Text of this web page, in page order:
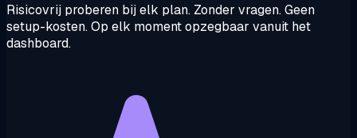
Risicovrij proberen bij elk plan. Zonder vragen. Geen
setup-kosten. Op elk moment opzegbaar vanuit het
dashboard.